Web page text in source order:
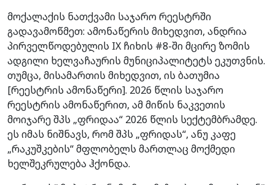
მოქალაქის ნათქვამი საჯარო რეესტრში
გადავამოწმეთ: ამონაწერის მიხედვით, ანდრია
პირველწოდებულის IX ჩიხის #8-ში მცირე ზომის
ადგილი ხელვაჩაურის მუნიციპალიტეტს ეკუთვნის.
თუმცა, მისამართის მიხედვით, ის ბათუმია
[რეესტრის ამონაწერი]. 2026 წლის საჯარო
რეესტრის ამონაწერით, ამ მიწის ნაკვეთის
მოიჯარე შპს „ფრიდაა“ 2026 წლის სექტემბრამდე.
ეს იმას ნიშნავს, რომ შპს „ფრიდას“, ანუ კაფე
„რაკუშკების“ მფლობელს მართლაც მოქმედი
ხელშეკრულება ჰქონდა.